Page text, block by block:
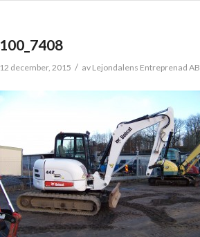
100_7408
12 december, 2015 / av Lejondalens Entreprenad AB